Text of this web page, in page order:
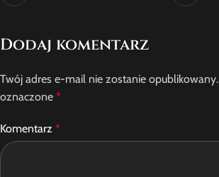
Dodaj komentarz
Twój adres e-mail nie zostanie opublikowany.
oznaczone *
Komentarz *